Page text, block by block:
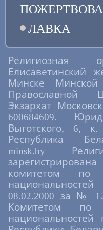
ЛАВКА
Религиозная
Елисаветинский
Минске Минской
Православной
Экзархат
600684609.
Выготского, 6,
Республика
minsk.by
комитетом
08.02.2000 за №
Комитетом